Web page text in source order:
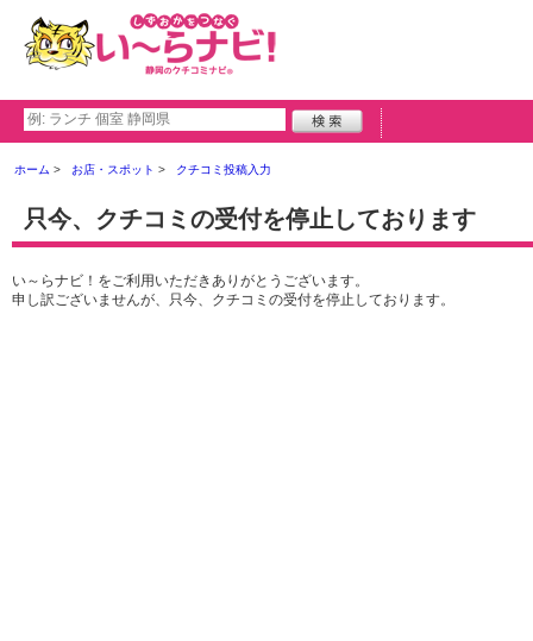
ホーム お店・スポット クチコミ投稿入力
只今、クチコミの受付を停止しております
い～らナビ！をご利用いただきありがとうございます。
申し訳ございませんが、只今、クチコミの受付を停止しております。